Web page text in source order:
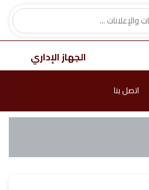
الجهاز الإداري
اتصل بنا